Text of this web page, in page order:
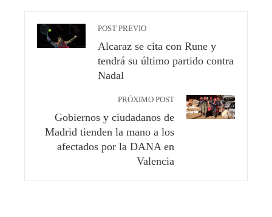
POST PREVIO
Alcaraz se cita con Rune y
tendrá su último partido contra
Nadal
PRÓXIMO POST
Gobiernos y ciudadanos de
Madrid tienden la mano a los
afectados por la DANA en
Valencia